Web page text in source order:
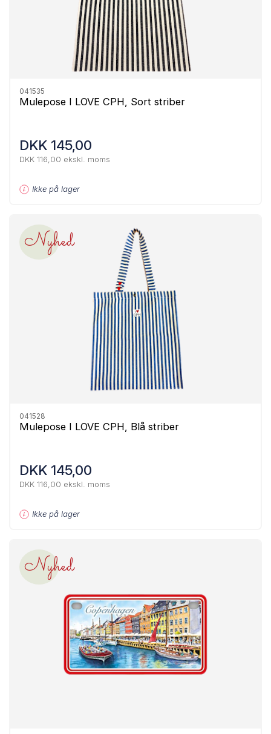
041535
Mulepose I LOVE CPH, Sort striber
DKK 145,00
DKK 116,00 ekskl. moms
Ikke på lager
Nyhed
041528
Mulepose I LOVE CPH, Blå striber
DKK 145,00
DKK 116,00 ekskl. moms
Ikke på lager
Nyhed